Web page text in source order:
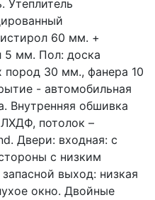
Утеплитель
60 мм. +
5 мм. Пол: доска
пород 30 мм., фанера 10
- автомобильная
Внутренняя обшивка
потолок –
Двери: входная: с
с низким
выход: низкая
окно. Двойные